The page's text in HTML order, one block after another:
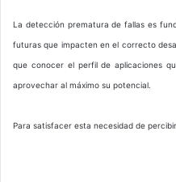
La detección prematura de fallas es
futuras que impacten en el correcto
que conocer el perfil de aplicaciones
aprovechar al máximo su potencial.
Para satisfacer esta necesidad de